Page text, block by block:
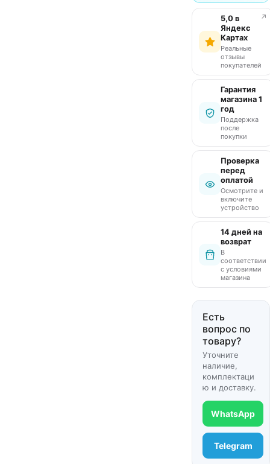
5,0 в
Яндекс
Картах
Реальные
отзывы
покупателей
↗
Гарантия
магазина 1
год
Поддержка
после
покупки
Проверка
перед
оплатой
Осмотрите и
включите
устройство
14 дней на
возврат
В
соответствии
с условиями
магазина
Есть
вопрос по
товару?
Уточните
наличие,
комплектаци
ю и доставку.
WhatsApp
Telegram